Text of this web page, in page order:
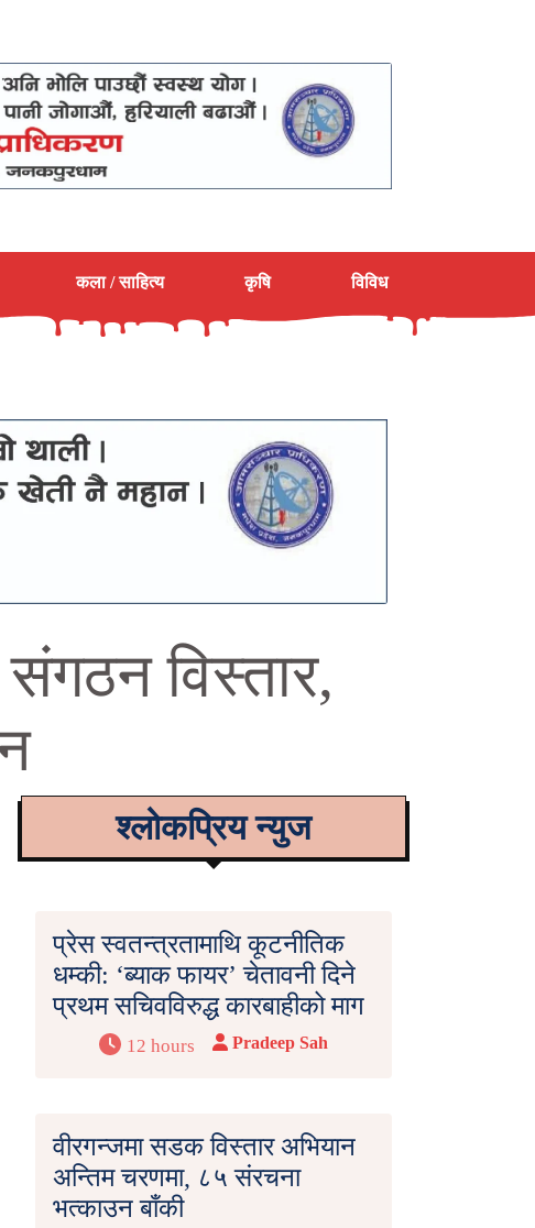
कला / साहित्य कृषि विविध
विस्तार,
श्लोकप्रिय न्युज
प्रेस स्वतन्त्रतामाथि कूटनीतिक
धम्की: ‘ब्याक फायर’ चेतावनी दिने
प्रथम सचिवविरुद्ध कारबाहीको माग
12 hours Pradeep Sah
वीरगन्जमा सडक विस्तार अभियान
अन्तिम चरणमा, ८५ संरचना
भत्काउन बाँकी